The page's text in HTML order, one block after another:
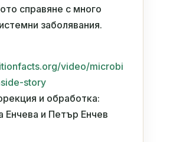
справяне с много
заболявания.
video/microbi
story
и обработка:
Енчева и Петър Енчев